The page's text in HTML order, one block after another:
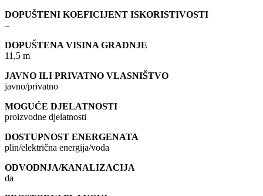
DOPUŠTENI KOEFICIJENT ISKORISTIVOSTI
–
DOPUŠTENA VISINA GRADNJE
11,5 m
JAVNO ILI PRIVATNO VLASNIŠTVO
javno/privatno
MOGUĆE DJELATNOSTI
proizvodne djelatnosti
DOSTUPNOST ENERGENATA
plin/električna energija/voda
ODVODNJA/KANALIZACIJA
da